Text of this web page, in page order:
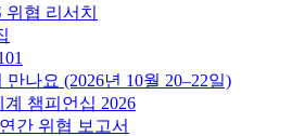
위협 리서치
만나요 (2026년 10월 20–22일)
챔피언십 2026
간 위협 보고서